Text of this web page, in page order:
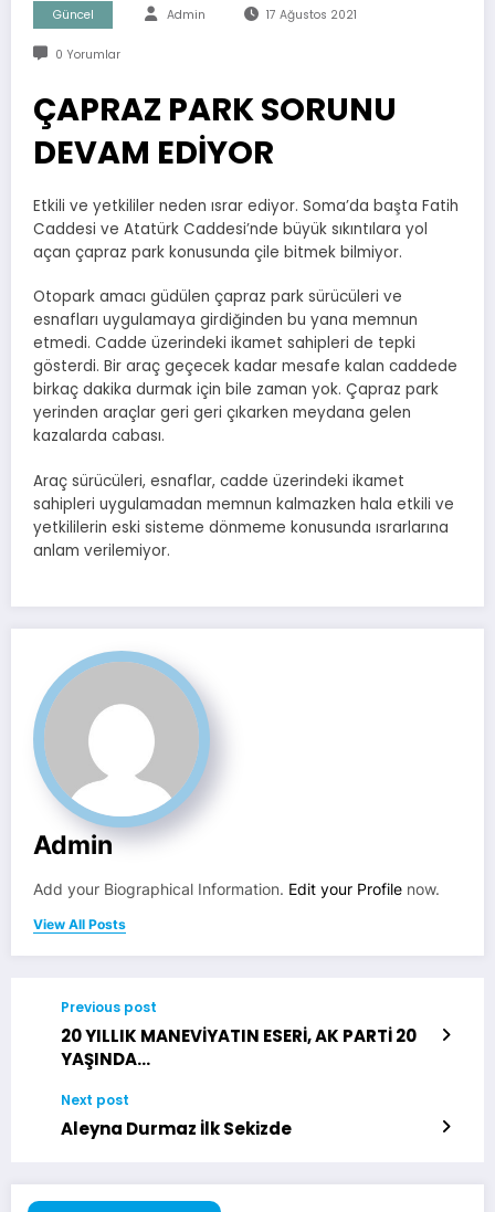
Güncel Admin 17 Ağustos 2021
0 Yorumlar
ÇAPRAZ PARK SORUNU
DEVAM EDİYOR
Etkili ve yetkililer neden ısrar ediyor. Soma’da başta Fatih
Caddesi ve Atatürk Caddesi’nde büyük sıkıntılara yol
açan çapraz park konusunda çile bitmek bilmiyor.
Otopark amacı güdülen çapraz park sürücüleri ve
esnafları uygulamaya girdiğinden bu yana memnun
etmedi. Cadde üzerindeki ikamet sahipleri de tepki
gösterdi. Bir araç geçecek kadar mesafe kalan caddede
birkaç dakika durmak için bile zaman yok. Çapraz park
yerinden araçlar geri geri çıkarken meydana gelen
kazalarda cabası.
Araç sürücüleri, esnaflar, cadde üzerindeki ikamet
sahipleri uygulamadan memnun kalmazken hala etkili ve
yetkililerin eski sisteme dönmeme konusunda ısrarlarına
anlam verilemiyor.
Admin
Add your Biographical Information. Edit your Profile now.
View All Posts
Previous post
20 YILLIK MANEVİYATIN ESERİ, AK PARTİ 20
YAŞINDA…
Next post
Aleyna Durmaz İlk Sekizde